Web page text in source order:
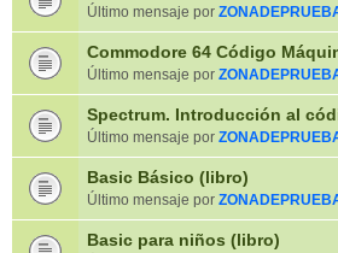
Último mensaje por
Commodore 64 Código
Último mensaje por
Spectrum. Introducción al
Último mensaje por
Basic Básico (libro)
Último mensaje por
Basic para niños (libro)